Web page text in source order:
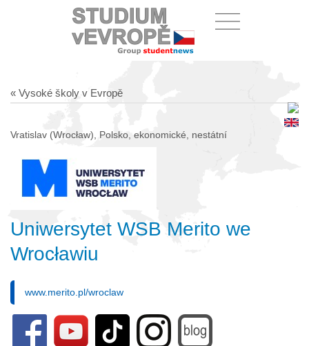
« Vysoké školy v Evropě
Vratislav (Wrocław), Polsko, ekonomické, nestátní
Uniwersytet WSB Merito we
Wrocławiu
www.merito.pl/wroclaw